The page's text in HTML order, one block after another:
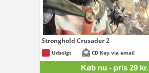
Stronghold Crusader 2
Udsolgt CD Key via email
Køb nu - pris 29 kr.